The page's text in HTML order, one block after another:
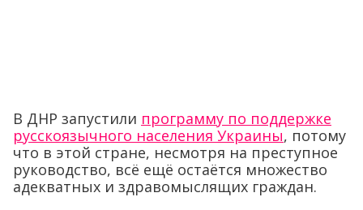
В ДНР запустили программу по поддержке
русскоязычного населения Украины, потому
что в этой стране, несмотря на преступное
руководство, всё ещё остаётся множество
адекватных и здравомыслящих граждан.